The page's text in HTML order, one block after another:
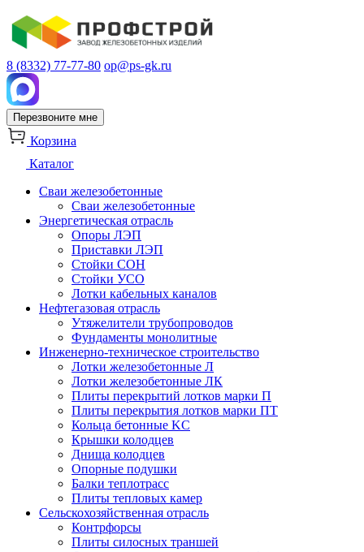
8 (8332) 77-77-80 op@ps-gk.ru
Перезвоните мне
Корзина
Каталог
Сваи железобетонные
Сваи железобетонные
Энергетическая отрасль
Опоры ЛЭП
Приставки ЛЭП
Стойки СОН
Стойки УСО
Лотки кабельных каналов
Нефтегазовая отрасль
Утяжелители трубопроводов
Фундаменты монолитные
Инженерно-техническое строительство
Лотки железобетонные Л
Лотки железобетонные ЛК
Плиты перекрытий лотков марки П
Плиты перекрытия лотков марки ПТ
Кольца бетонные KC
Крышки колодцев
Днища колодцев
Опорные подушки
Балки теплотрасс
Плиты тепловых камер
Сельскохозяйственная отрасль
Контрфорсы
Плиты силосных траншей